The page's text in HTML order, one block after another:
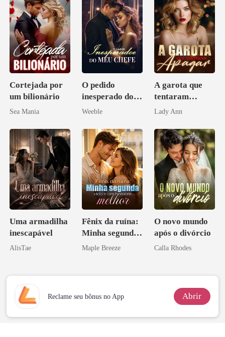
Cortejada por
um bilionário
Sea Mania
O pedido
inesperado do
meu chefe
Weeble
A garota que
tentaram
apagar
Lady Ann
Uma armadilha
inescapável
AlisTae
Fênix da ruína:
Minha segunda
vida e um
Maple Breeze
O novo mundo
após o divórcio
Calla Rhodes
Reclame seu bônus no App Abrir